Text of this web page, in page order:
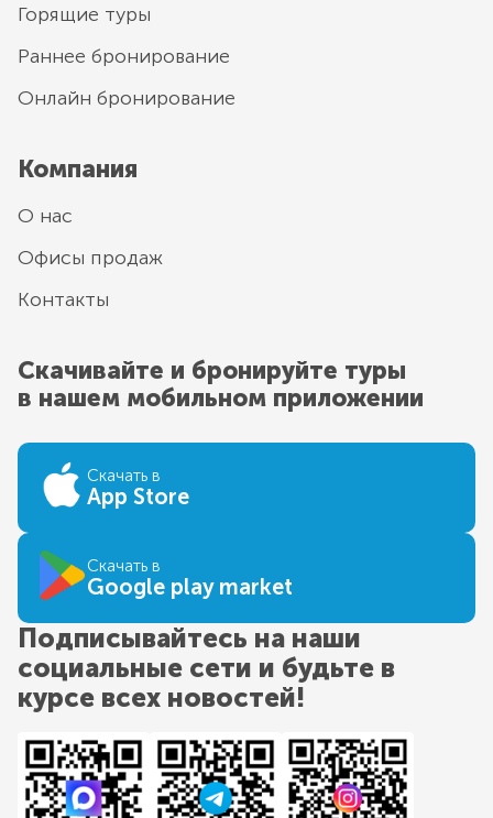
Горящие туры
Раннее бронирование
Онлайн бронирование
Компания
О нас
Офисы продаж
Контакты
Скачивайте и бронируйте туры
в нашем мобильном приложении
Скачать в
App Store
Скачать в
Google play market
Подписывайтесь на наши
социальные сети и будьте в
курсе всех новостей!